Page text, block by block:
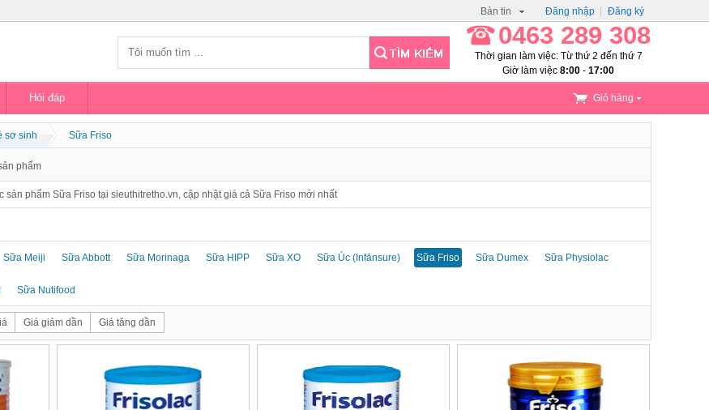
Đăng nhập Đăng ký
Bản tin
0463 289 308
Thời gian làm việc: Từ thứ 2 đến thứ 7
Giờ làm việc 8:00 - 17:00
Hỏi đáp Giỏ hàng
sơ sinh Sữa Friso
phẩm
sản phẩm Sữa Friso tại sieuthitretho.vn, cập nhật giá cả Sữa Friso mới nhất
Sữa Meiji Sữa Abbott Sữa Morinaga Sữa HIPP Sữa XO Sữa Úc (Infānsure) Sữa Friso Sữa Dumex Sữa Physiolac
Sữa Nutifood
Giá giảm dần Giá tăng dần